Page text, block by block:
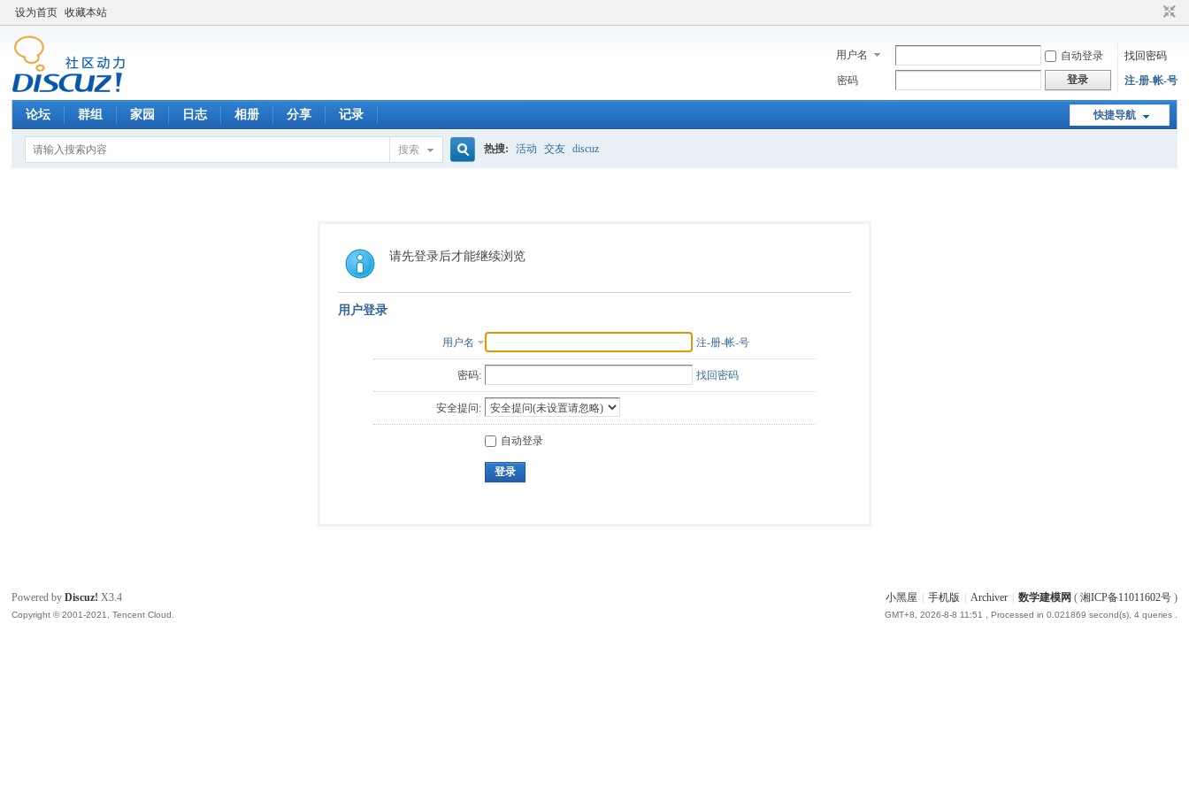
设为首页 收藏本站
用户名 自动登录
找回密码
密码
登录 注-册-帐-号
快捷导航
论坛 群组 家园 日志 相册 分享 记录
搜索
索
热搜: 活动 交友 discuz
请先登录后才能继续浏览
用户登录
用户名 注-册-帐-号
密码: 找回密码
安全提问:
自动登录
登录
小黑屋 手机版 Archiver 数学建模网 ( 湘ICP备11011602号)
GMT+8, 2026-8-8 11:51 , Processed in 0.021869 second(s), 4 queries .
Powered byDiscuz! X3.4
Copyright © 2001-2021, Tencent Cloud.